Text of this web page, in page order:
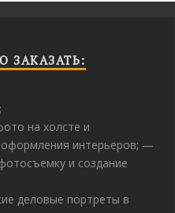
ЗАКАЗАТЬ:
на холсте и
интерьеров; —
и создание
деловые портреты в